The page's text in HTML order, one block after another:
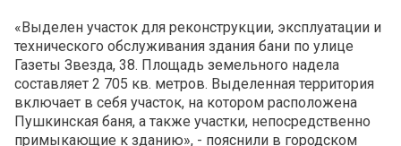
«Выделен участок для реконструкции, эксплуатации и
технического обслуживания здания бани по улице
Газеты Звезда, 38. Площадь земельного надела
составляет 2 705 кв. метров. Выделенная территория
включает в себя участок, на котором расположена
Пушкинская баня, а также участки, непосредственно
примыкающие к зданию», - пояснили в городском